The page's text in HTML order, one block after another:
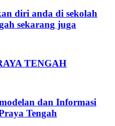
diri anda di sekolah
sekarang juga
TENGAH
dan Informasi
Tengah